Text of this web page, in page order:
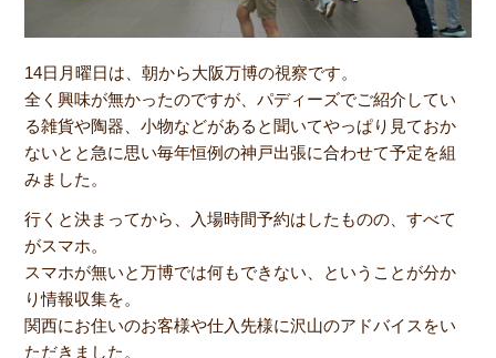
14日月曜日は、朝から大阪万博の視察です。
全く興味が無かったのですが、パディーズでご紹介してい
る雑貨や陶器、小物などがあると聞いてやっぱり見ておか
ないとと急に思い毎年恒例の神戸出張に合わせて予定を組
みました。
行くと決まってから、入場時間予約はしたものの、すべて
がスマホ。
スマホが無いと万博では何もできない、ということが分か
り情報収集を。
関西にお住いのお客様や仕入先様に沢山のアドバイスをい
ただきました。